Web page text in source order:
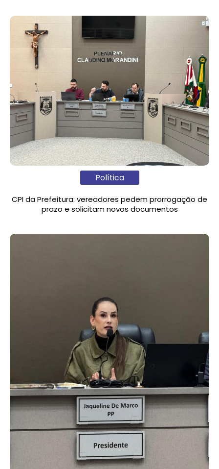
Política
CPI da Prefeitura: vereadores pedem prorrogação de
prazo e solicitam novos documentos